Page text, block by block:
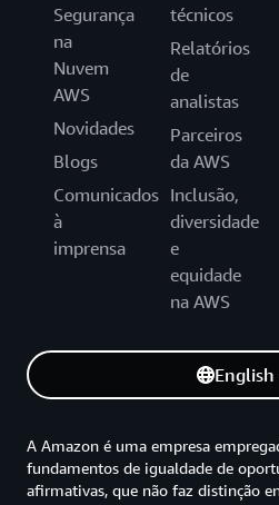
Segurança
na
Nuvem
AWS
Novidades
Blogs
Comunicados
à
imprensa
técnicos
Relatórios
de
analistas
Parceiros
da AWS
Inclusão,
diversidade
e
equidade
na AWS
English
A Amazon é uma empresa
fundamentos de igualdade de
afirmativas, que não faz distinção